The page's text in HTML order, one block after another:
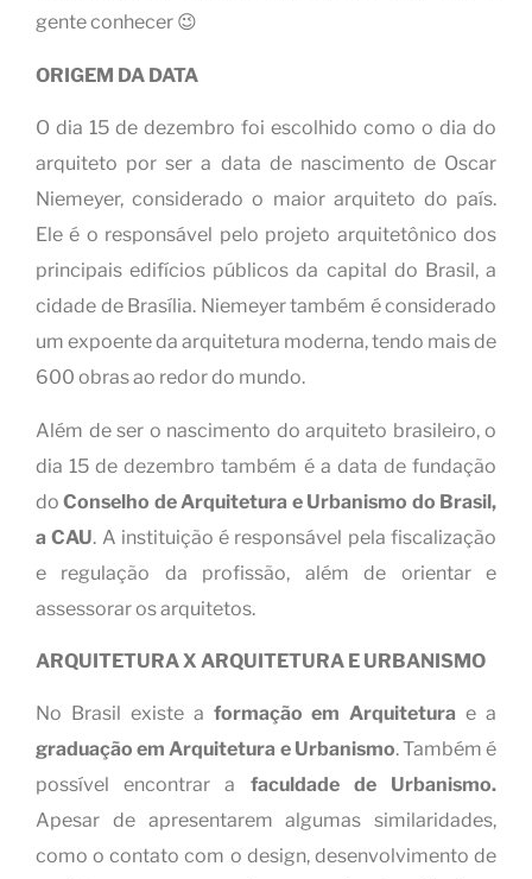
gente conhecer 😉
ORIGEM DA DATA
O dia 15 de dezembro foi escolhido como o dia do
arquiteto por ser a data de nascimento de Oscar
Niemeyer, considerado o maior arquiteto do país.
Ele é o responsável pelo projeto arquitetônico dos
principais edifícios públicos da capital do Brasil, a
cidade de Brasília. Niemeyer também é considerado
um expoente da arquitetura moderna, tendo mais de
600 obras ao redor do mundo.
Além de ser o nascimento do arquiteto brasileiro, o
dia 15 de dezembro também é a data de fundação
doConselho de Arquitetura e Urbanismo do Brasil,
a CAU. A instituição é responsável pela fiscalização
e regulação da profissão, além de orientar e
assessorar os arquitetos.
ARQUITETURA X ARQUITETURA E URBANISMO
No Brasil existe a formação em Arquiteturae a
graduação em Arquitetura e Urbanismo. Também é
possível encontrar a faculdade de Urbanismo.
Apesar de apresentarem algumas similaridades,
como o contato com o design, desenvolvimento de